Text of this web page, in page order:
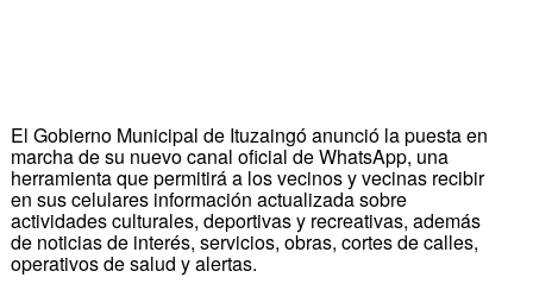
El Gobierno Municipal de Ituzaingó anunció la puesta en
marcha de su nuevo canal oficial de WhatsApp, una
herramienta que permitirá a los vecinos y vecinas recibir
en sus celulares información actualizada sobre
actividades culturales, deportivas y recreativas, además
de noticias de interés, servicios, obras, cortes de calles,
operativos de salud y alertas.